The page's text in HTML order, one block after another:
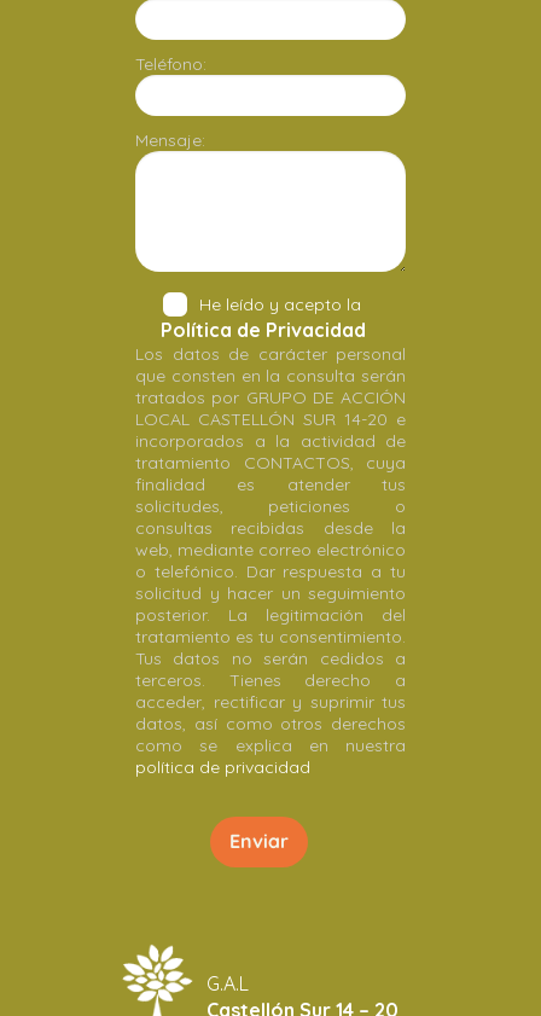
Teléfono:
Mensaje:
He leído y acepto la
Política de Privacidad
Los datos de carácter personal
que consten en la consulta serán
tratados por GRUPO DE ACCIÓN
LOCAL CASTELLÓN SUR 14-20 e
incorporados a la actividad de
tratamiento CONTACTOS, cuya
finalidad es atender tus
solicitudes, peticiones o
consultas recibidas desde la
web, mediante correo electrónico
o telefónico. Dar respuesta a tu
solicitud y hacer un seguimiento
posterior. La legitimación del
tratamiento es tu consentimiento.
Tus datos no serán cedidos a
terceros. Tienes derecho a
acceder, rectificar y suprimir tus
datos, así como otros derechos
como se explica en nuestra
política de privacidad
G.A.L
Castellón Sur 14 – 20